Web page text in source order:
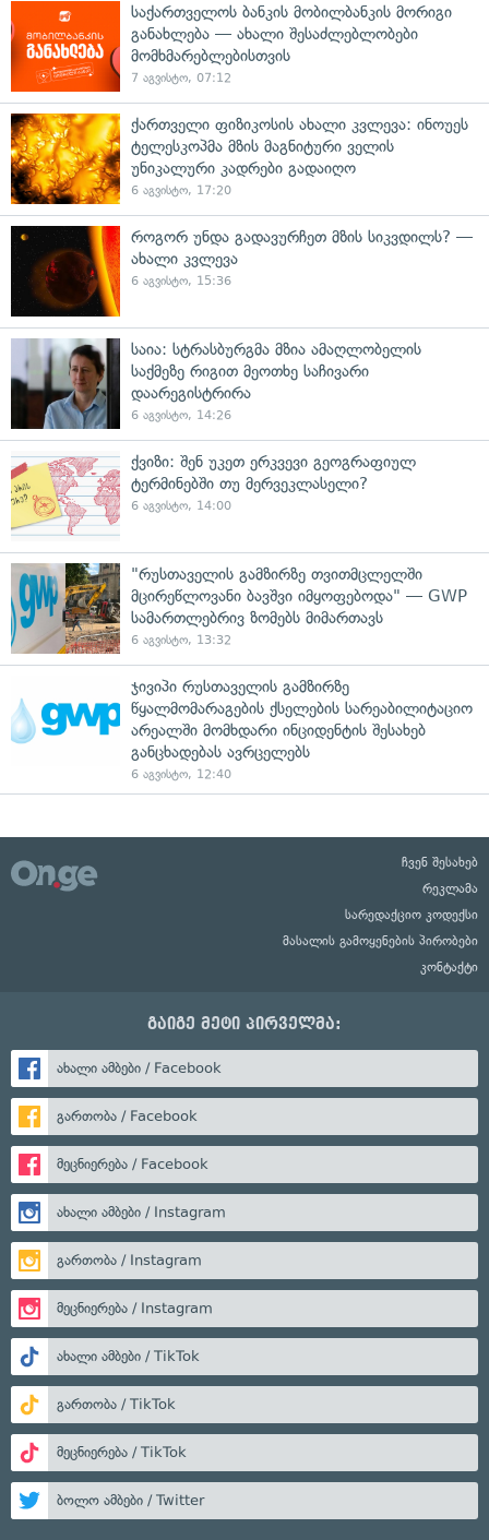
საქართველოს ბანკის მობილბანკის მორიგი
განახლება — ახალი შესაძლებლობები
მომხმარებლებისთვის
7 აგვისტო, 07:12
ქართველი ფიზიკოსის ახალი კვლევა: ინოუეს
ტელესკოპმა მზის მაგნიტური ველის
უნიკალური კადრები გადაიღო
6 აგვისტო, 17:20
როგორ უნდა გადავურჩეთ მზის სიკვდილს? —
ახალი კვლევა
6 აგვისტო, 15:36
საია: სტრასბურგმა მზია ამაღლობელის
საქმეზე რიგით მეოთხე საჩივარი
დაარეგისტრირა
6 აგვისტო, 14:26
ქვიზი: შენ უკეთ ერკვევი გეოგრაფიულ
ტერმინებში თუ მერვეკლასელი?
6 აგვისტო, 14:00
"რუსთაველის გამზირზე თვითმცლელში
მცირეწლოვანი ბავშვი იმყოფებოდა" — GWP
სამართლებრივ ზომებს მიმართავს
6 აგვისტო, 13:32
ჯივიპი რუსთაველის გამზირზე
წყალმომარაგების ქსელების სარეაბილიტაციო
არეალში მომხდარი ინციდენტის შესახებ
განცხადებას ავრცელებს
6 აგვისტო, 12:40
ჩვენ შესახებ
რეკლამა
სარედაქციო კოდექსი
მასალის გამოყენების პირობები
კონტაქტი
გაიგე მეტი პირველმა:
ახალი ამბები / Facebook
გართობა / Facebook
მეცნიერება / Facebook
ახალი ამბები / Instagram
გართობა / Instagram
მეცნიერება / Instagram
ახალი ამბები / TikTok
გართობა / TikTok
მეცნიერება / TikTok
ბოლო ამბები / Twitter